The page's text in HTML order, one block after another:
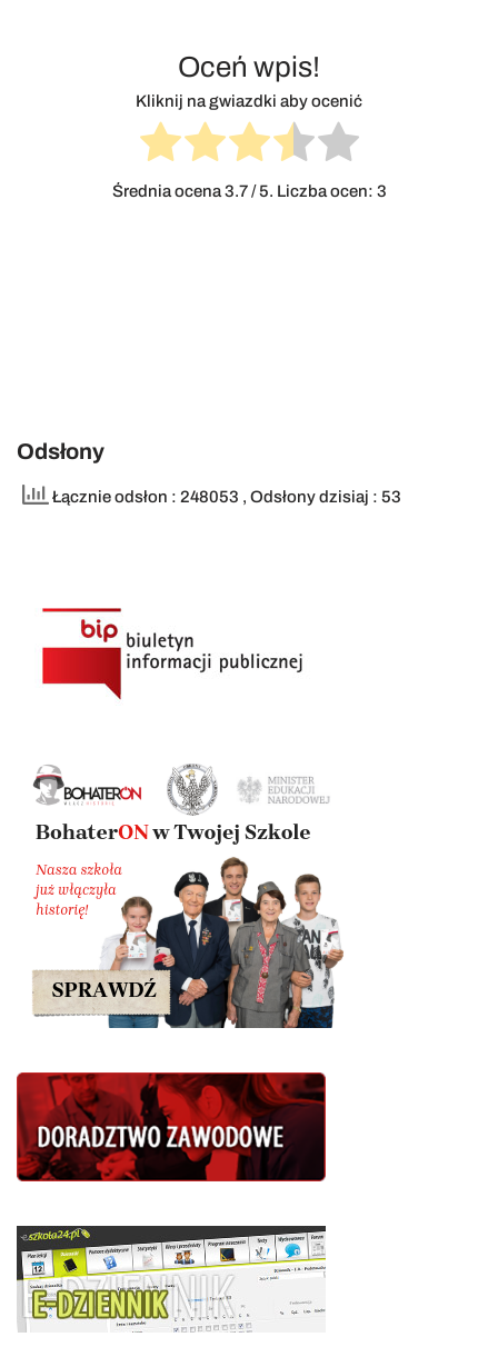
Oceń wpis!
Kliknij na gwiazdki aby ocenić
Średnia ocena3.7/ 5. Liczba ocen: 3
Odsłony
Łącznie odsłon : 248053 , Odsłony dzisiaj : 53